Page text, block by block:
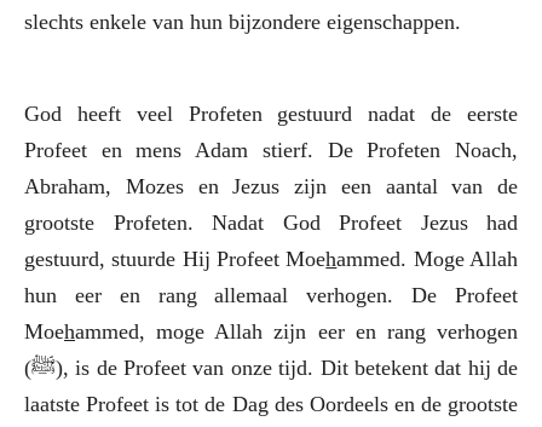
slechts enkele van hun bijzondere eigenschappen.
God heeft veel Profeten gestuurd nadat de eerste
Profeet en mens Adam stierf. De Profeten Noach,
Abraham, Mozes en Jezus zijn een aantal van de
grootste Profeten. Nadat God Profeet Jezus had
gestuurd, stuurde Hij Profeet Moehammed. Moge Allah
hun eer en rang allemaal verhogen. De Profeet
Moehammed, moge Allah zijn eer en rang verhogen
(ﷺ), is de Profeet van onze tijd. Dit betekent dat hij de
laatste Profeet is tot de Dag des Oordeels en de grootste